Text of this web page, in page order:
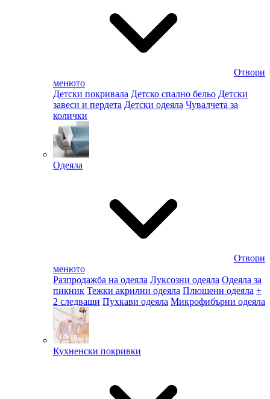
Отвори
менюто
Детски покривала Детско спално бельо Детски
завеси и пердета Детски одеяла Чувалчета за
колички
Одеяла
Отвори
менюто
Разпродажба на одеяла Луксозни одеяла Одеяла за
пикник Тежки акрилни одеяла Плюшени одеяла +
2 следващи Пухкави одеяла Микрофибърни одеяла
Кухненски покривки